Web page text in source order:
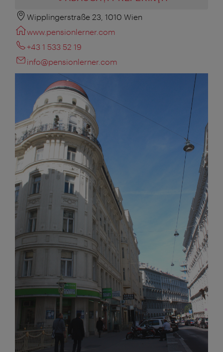
Wipplingerstraße 23, 1010 Wien
www.pensionlerner.com
+43 1 533 52 19
info@pensionlerner.com